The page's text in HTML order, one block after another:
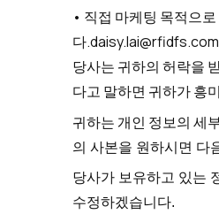
• 직접 마케팅 목적으
다.daisy.lai@rfidfs.com
당사는 귀하의 허락을
다고 말하면 귀하가 흥
귀하는 개인 정보의 세
의 사본을 원하시면 다
당사가 보유하고 있는
수정하겠습니다.